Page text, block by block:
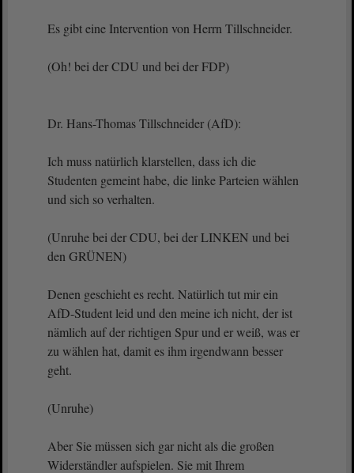
Es gibt eine Intervention von Herrn Tillschneider.
(Oh! bei der CDU und bei der FDP)
Dr. Hans-Thomas Tillschneider (AfD):
Ich muss natürlich klarstellen, dass ich die
Studenten gemeint habe, die linke Parteien wählen
und sich so verhalten.
(Unruhe bei der CDU, bei der LINKEN und bei
den GRÜNEN)
Denen geschieht es recht. Natürlich tut mir ein
AfD-Student leid und den meine ich nicht, der ist
nämlich auf der richtigen Spur und er weiß, was er
zu wählen hat, damit es ihm irgendwann besser
geht.
(Unruhe)
Aber Sie müssen sich gar nicht als die großen
Widerständler aufspielen. Sie mit Ihrem